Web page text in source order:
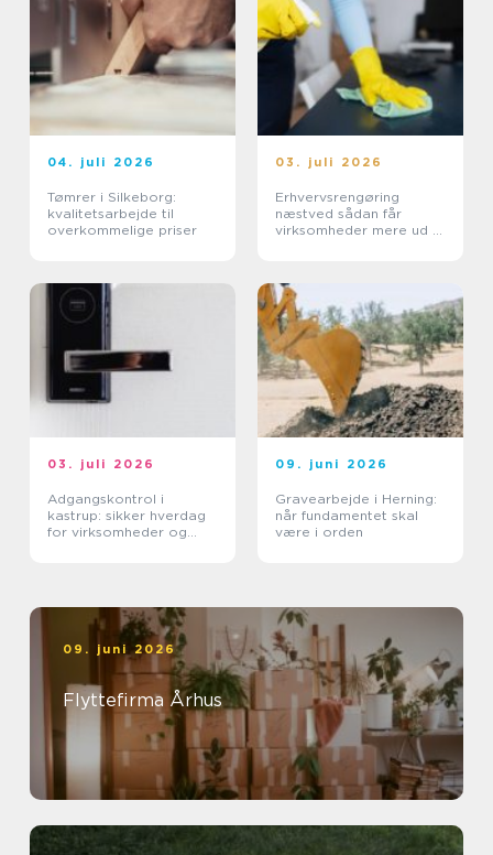
04. juli 2026
Tømrer i Silkeborg:
kvalitetsarbejde til
overkommelige priser
03. juli 2026
Erhvervsrengøring
næstved sådan får
virksomheder mere ud af
03. juli 2026
Adgangskontrol i
kastrup: sikker hverdag
for virksomheder og
09. juni 2026
Gravearbejde i Herning:
når fundamentet skal
være i orden
09. juni 2026
Flyttefirma Århus